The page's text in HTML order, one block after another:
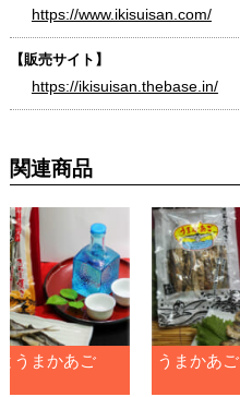
https://www.ikisuisan.com/
【販売サイト】
https://ikisuisan.thebase.in/
関連商品
うまかあご うまかあご